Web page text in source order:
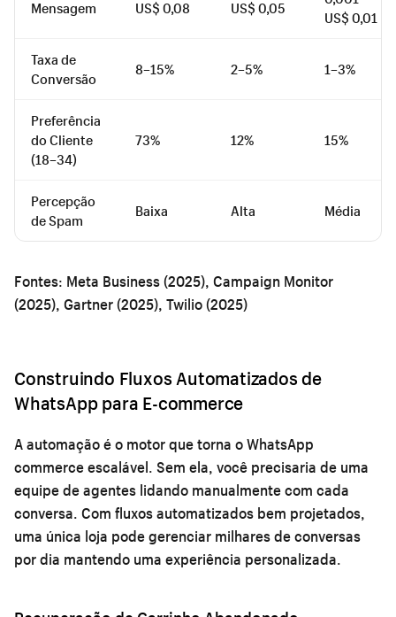
Mensagem US$ 0,08 US$ 0,05
US$ 0,01
Taxa de
Conversão
8–15% 2–5% 1–3%
Preferência
do Cliente
(18–34)
73% 12% 15%
Percepção
de Spam
Baixa Alta Média
Fontes: Meta Business (2025), Campaign Monitor
(2025), Gartner (2025), Twilio (2025)
Construindo Fluxos Automatizados de
WhatsApp para E-commerce
A automação é o motor que torna o WhatsApp
commerce escalável. Sem ela, você precisaria de uma
equipe de agentes lidando manualmente com cada
conversa. Com fluxos automatizados bem projetados,
uma única loja pode gerenciar milhares de conversas
por dia mantendo uma experiência personalizada.